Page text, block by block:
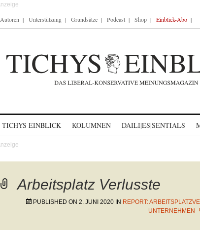
Autoren Unterstützung Grundsätze Podcast Shop Einblick-Abo
TICHYS EINBLICK KOLUMNEN DAILI|ES|SENTIALS
Arbeitsplatz Verlusste
PUBLISHED ON 2. JUNI 2020 IN REPORT:
UNTERNEHMEN